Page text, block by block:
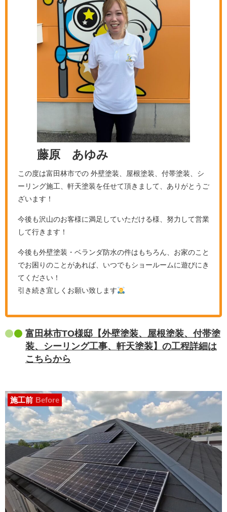
藤原 あゆみ
この度は富田林市での 外壁塗装、屋根塗装、付帯塗装、シ
ーリング施工、軒天塗装を任せて頂きまして、ありがとうご
ざいます！
今後も沢山のお客様に満足していただける様、努力して営業
して行きます！
今後も外壁塗装・ベランダ防水の件はもちろん、お家のこと
でお困りのことがあれば、いつでもショールームに遊びにき
てください！
引き続き宜しくお願い致します
富田林市TO様邸【外壁塗装、屋根塗装、付帯塗
装、シーリング工事、軒天塗装】の工程詳細は
こちらから
施工前 Before